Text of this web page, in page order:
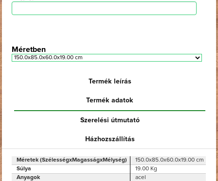
Méretben
Termék leírás
Termék adatok
Szerelési útmutató
Házhozszállítás
Méretek (SzélességxMagasságxMélység)
150.0x85.0x60.0x19.00 cm
Súlya
19.00 Kg
Anyagok
acel